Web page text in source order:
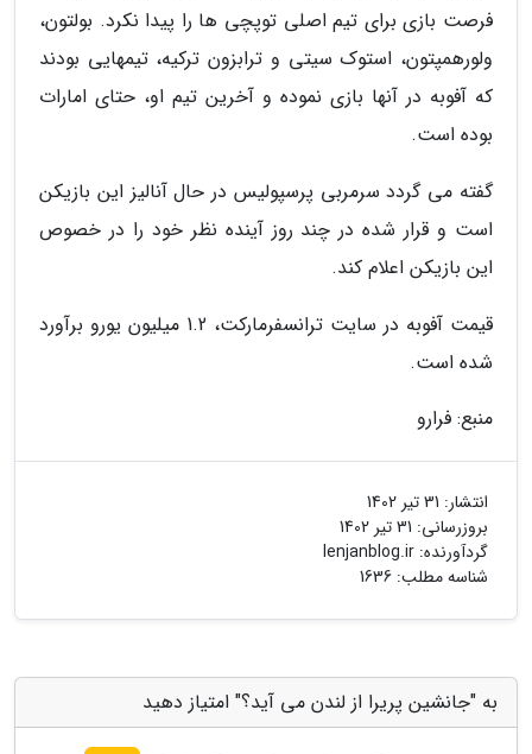
فرصت بازی برای تیم اصلی توپچی ها را پیدا نکرد. بولتون،
ولورهمپتون، استوک سیتی و ترابزون ترکیه، تیمهایی بودند
که آفوبه در آنها بازی نموده و آخرین تیم او، حتای امارات
بوده است.
گفته می گردد سرمربی پرسپولیس در حال آنالیز این بازیکن
است و قرار شده در چند روز آینده نظر خود را در خصوص
این بازیکن اعلام کند.
قیمت آفوبه در سایت ترانسفرمارکت، 1.2 میلیون یورو برآورد
شده است.
منبع: فرارو
انتشار: 31 تیر 1402
بروزرسانی: 31 تیر 1402
گردآورنده: lenjanblog.ir
شناسه مطلب: 1636
به "جانشین پریرا از لندن می آید؟" امتیاز دهید